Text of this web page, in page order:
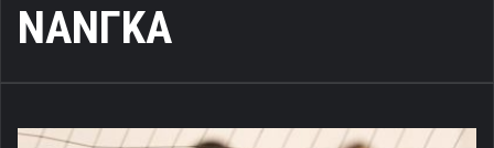
ΝΑΝΓΚΑ